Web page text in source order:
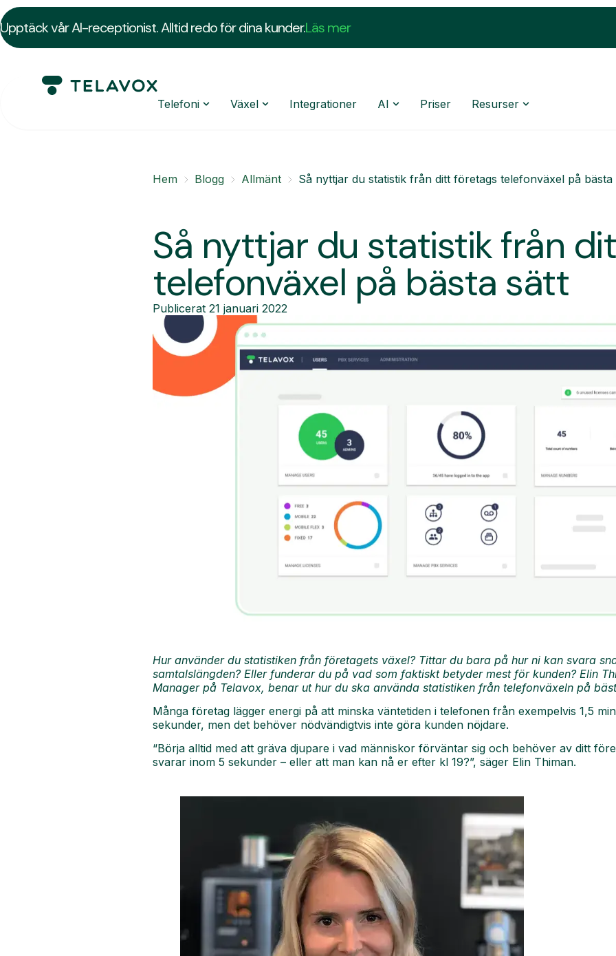
Upptäck vår AI-receptionist. Alltid redo för dina kunder.Läs mer
Telefoni Växel Integrationer AI Priser Resurser
Hem Blogg Allmänt Så nyttjar du statistik från ditt företags telefonväxel på bästa
Så nyttjar du statistik från
telefonväxel på bästa sätt
Publicerat 21 januari 2022
Hur använder du statistiken från företagets växel? Tittar du bara på hur ni kan svara
samtalslängden? Eller funderar du på vad som faktiskt betyder mest för kunden? Elin
Manager på Telavox, benar ut hur du ska använda statistiken från telefonväxeln på
Många företag lägger energi på att minska väntetiden i telefonen från exempelvis 1,5
sekunder, men det behöver nödvändigtvis inte göra kunden nöjdare.
“Börja alltid med att gräva djupare i vad människor förväntar sig och behöver av ditt
svarar inom 5 sekunder – eller att man kan nå er efter kl 19?”, säger Elin Thiman.